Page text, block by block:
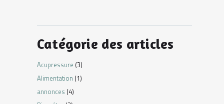
Catégorie des articles
Acupressure (3)
Alimentation (1)
annonces (4)